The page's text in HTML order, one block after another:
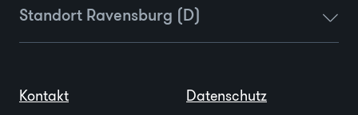
Standort Ravensburg (D)
Kontakt Datenschutz